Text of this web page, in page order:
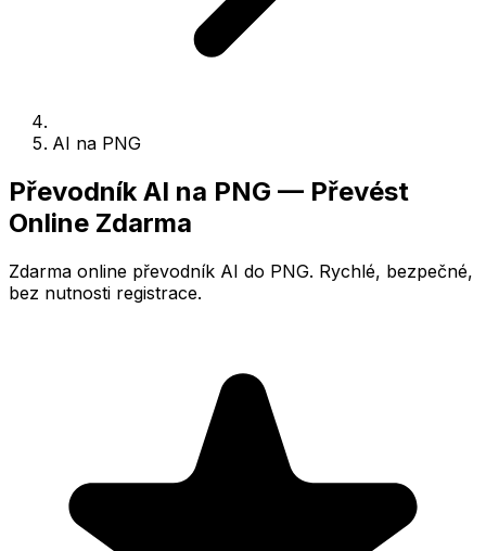
AI na PNG
Převodník AI na PNG — Převést
Online Zdarma
Zdarma online převodník AI do PNG. Rychlé, bezpečné,
bez nutnosti registrace.